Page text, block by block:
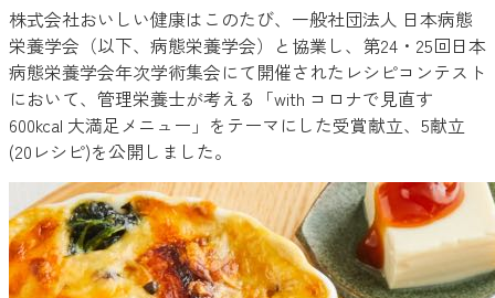
株式会社おいしい健康はこのたび、一般社団法人 日本病態
栄養学会（以下、病態栄養学会）と協業し、第24・25回日本
病態栄養学会年次学術集会にて開催されたレシピコンテスト
において、管理栄養士が考える「with コロナで見直す
600kcal 大満足メニュー」をテーマにした受賞献立、5献立
(20レシピ)を公開しました。